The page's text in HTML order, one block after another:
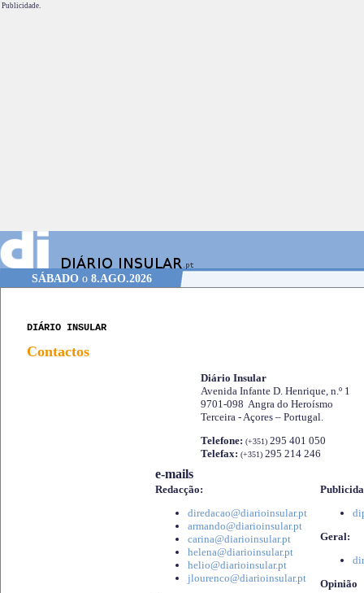
Publicidade.
SÁBADOo 8.AGO.2026
DIÁRIO INSULAR
Contactos
Diário Insular
Avenida Infante D. Henrique, n.º 1
9701-098 Angra do Heroísmo
Terceira - Açores – Portugal.
Telefone: (+351) 295 401 050
Telefax: (+351) 295 214 246
e-mails
Redacção:
diredacao@diarioinsular.pt
armando@diarioinsular.pt
carina@diarioinsular.pt
helena@diarioinsular.pt
helio@diarioinsular.pt
jlourenco@diarioinsular.pt
Geral:
Opinião